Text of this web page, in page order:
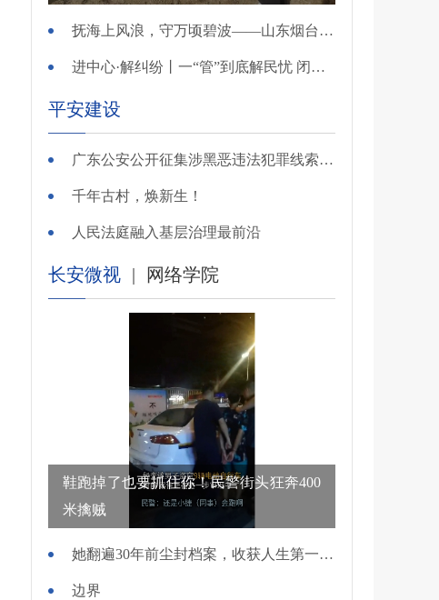
抚海上风浪，守万顷碧波——山东烟台把矛盾化解在微澜未起时
进中心·解纠纷丨一“管”到底解民忧 闭环调处化纠纷
平安建设
广东公安公开征集涉黑恶违法犯罪线索，26个举报电话公布
千年古村，焕新生！
人民法庭融入基层治理最前沿
长安微视 | 网络学院
鞋跑掉了也要抓住你！民警街头狂奔400
米擒贼
她翻遍30年前尘封档案，收获人生第一面锦旗
边界